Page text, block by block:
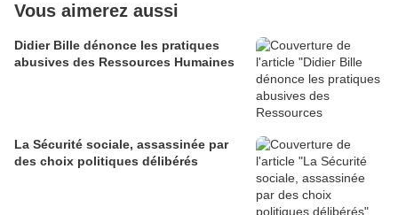
Vous aimerez aussi
Didier Bille dénonce les pratiques
abusives des Ressources Humaines
La Sécurité sociale, assassinée par
des choix politiques délibérés